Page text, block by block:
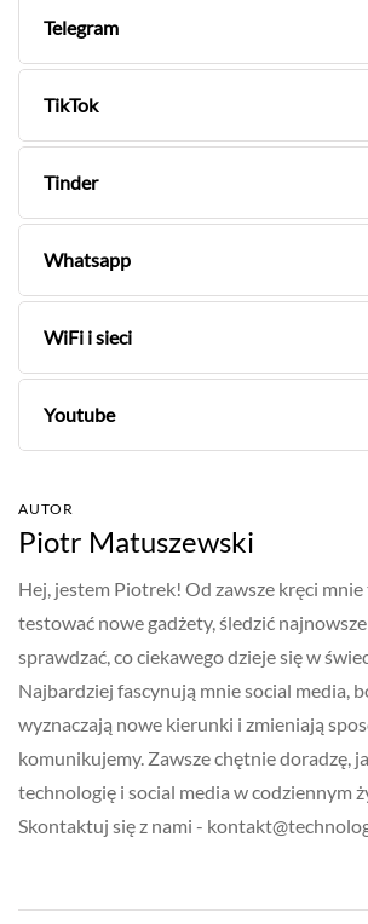
Telegram
TikTok
Tinder
Whatsapp
WiFi i sieci
Youtube
AUTOR
Piotr Matuszewski
Hej, jestem Piotrek! Od zawsze kręci
testować nowe gadżety, śledzić
sprawdzać, co ciekawego dzieje się w
Najbardziej fascynują mnie social media,
wyznaczają nowe kierunki i zmieniają
komunikujemy. Zawsze chętnie doradzę,
technologię i social media w codziennym
Skontaktuj się z nami -